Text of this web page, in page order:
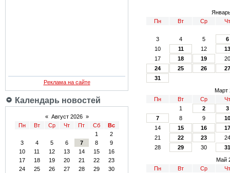
Реклама на сайте
Календарь новостей
« Август 2026 »
Пн
Вт Ср Чт Пт Сб
Вс
1
2
3
4 5 6 7 8
9
10
11 12 13 14 15
16
17
18 19 20 21 22
23
24
25 26 27 28 29
30
Пн
Вт Ср Чт
3 4 5
6
10
11 12
13
17
18 19
20
24
25 26
27
31
Март
Пн
Вт Ср
Чт
1
2
3
7
8 9
10
14
15 16
17
21
22 23
24
28
29 30
31
Май
Пн
Вт Ср Чт